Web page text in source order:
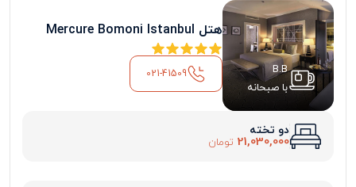
B.B
با صبحانه
هتل Mercure Bomoni Istanbul
021-41509
دو تخته
21,030,000 تومان